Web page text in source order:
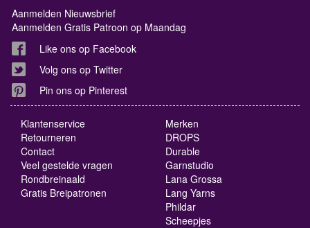
Aanmelden Nieuwsbrief
Aanmelden Gratis Patroon op Maandag
Like ons op Facebook
Volg ons op Twitter
Pin ons op Pinterest
Klantenservice
Retourneren
Contact
Veel gestelde vragen
Rondbreinaald
Gratis Breipatronen
Merken
DROPS
Durable
Garnstudio
Lana Grossa
Lang Yarns
Phildar
Scheepjes